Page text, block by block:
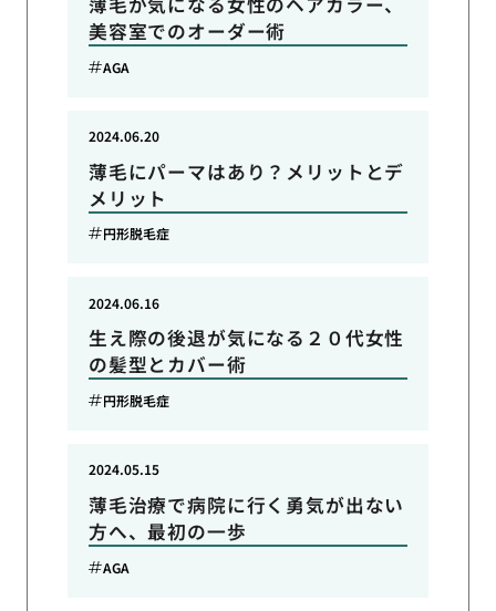
美容室でのオーダー術
AGA
薄毛にパーマはあり？メリットとデ
メリット
2024.06.20
円形脱毛症
生え際の後退が気になる２０代女性
の髪型とカバー術
2024.06.16
円形脱毛症
薄毛治療で病院に行く勇気が出ない
方へ、最初の一歩
2024.05.15
AGA